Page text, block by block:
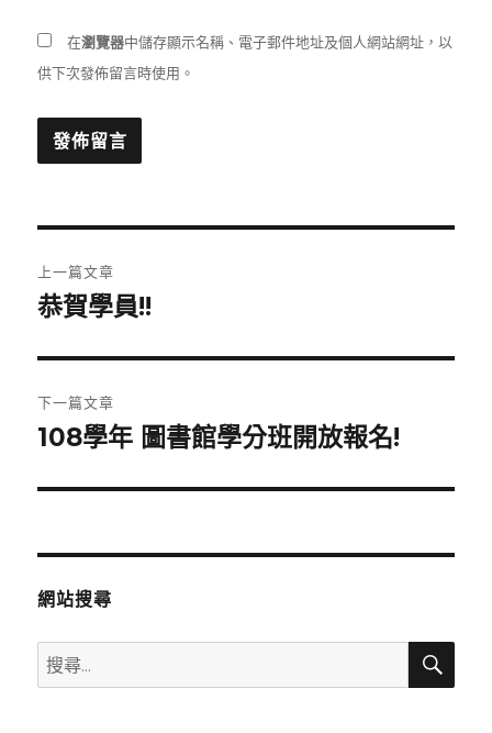
在瀏覽器中儲存顯示名稱、電子郵件地址及個人網站網址，以
供下次發佈留言時使用。
章
覽
上一篇文章
上
篇
文
章:
恭賀學員!!
下一篇文章
下
篇
章:
108學年 圖書館學分班開放報名!
網站搜尋
搜
尋
搜